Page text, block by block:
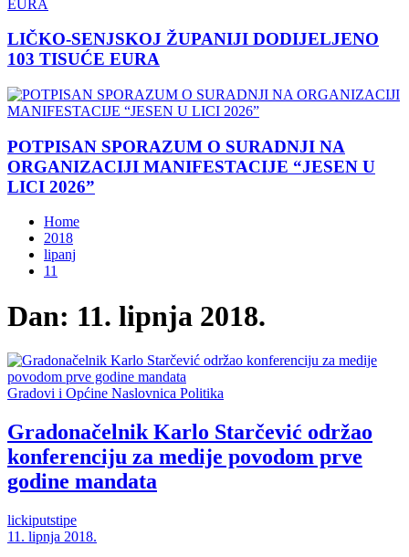
LIČKO-SENJSKOJ ŽUPANIJI DODIJELJENO
103 TISUĆE EURA
POTPISAN SPORAZUM O SURADNJI NA
ORGANIZACIJI MANIFESTACIJE “JESEN U
LICI 2026”
Home
2018
lipanj
11
Dan: 11. lipnja 2018.
Gradovi i Općine Naslovnica Politika
Gradonačelnik Karlo Starčević održao
konferenciju za medije povodom prve
godine mandata
lickiputstipe
11. lipnja 2018.